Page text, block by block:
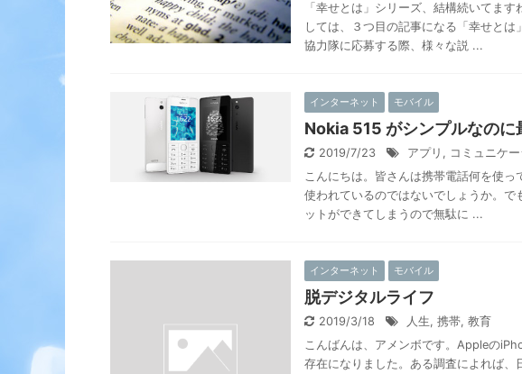
「幸せとは」シリーズ、結構続いてま
しては、３つ目の記事になる「幸せと
協力隊に応募する際、様々な説 ...
インターネット モバイル
Nokia 515 がシンプルなのに
2019/7/23 アプリ , コミュニケ
こんにちは。皆さんは携帯電話何を使
使われているのではないでしょうか。
ットができてしまうので無駄に ...
インターネット モバイル
脱デジタルライフ
2019/3/18 人生, 携帯, 教育
こんばんは、アメンボです。Appleの
存在になりました。ある調査によれば